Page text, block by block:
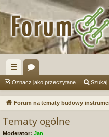
ię
ce
or
a
Oznacz jako przeczytane Szukaj
Forum na tematy budowy
Tematy ogólne
Moderator: Jan